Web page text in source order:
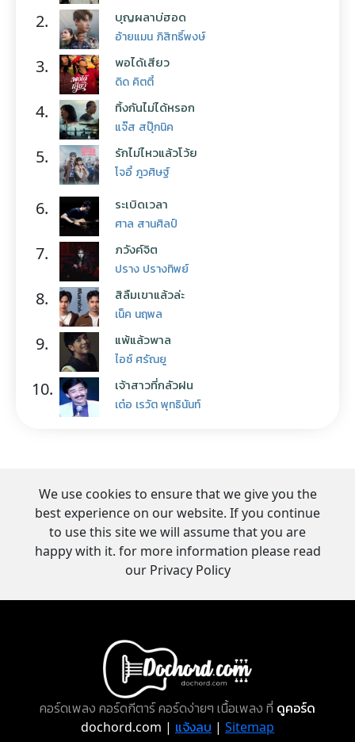
2. บุญผลาบ่ฮอด
อ้ายแมน ภิสิทธิ์พงษ์
3. พอได้เสียว
ดิด คิตตี้
4. ทิ้งกันไม่ได้หรอก
แจ๊ส สปุ๊กนิค
5. รักไม่ไหวแล้วโว้ย
โจอี้ ภูวศิษฐ์
6. ระเบิดเวลา
ศาล สานศิลป์
7. ภวังค์จิต
ปราง ปรางทิพย์
8. สิลืมเขาแล้วล่ะ
เน็ค นฤพล
9. แพ้แล้วพาล
ไอซ์ ศรัณยู
10. เจ้าสาวที่กลัวฝน
เต๋อ เรวัต พุทธินันท์
We use cookies to ensure that we give you the
best experience on our website. If you continue
to use this site we will assume that you are
happy with it. for more information please read
our Privacy Policy
คอร์ดเพลง คอร์ดกีตาร์ คอร์ดง่ายๆ เนื้อเพลง ที่ ดูคอร์ด
dochord.com | แจ้งลบ | Sitemap